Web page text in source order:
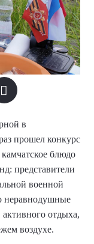
в
прошел конкурс
блюдо
представители
военной
неравнодушные
отдыха,
воздухе.